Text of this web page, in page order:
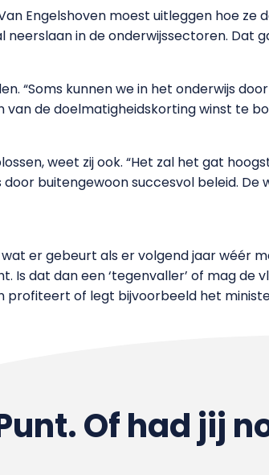
Engelshoven moest uitleggen hoe ze
in de onderwijssectoren. Dat
“Soms kunnen we in het onderwijs
van de doelmatigheidskorting winst te
weet zij ook. “Het zal het gat
buitengewoon succesvol beleid.
er gebeurt als er volgend jaar wéér
Is dat dan een ‘tegenvaller’ of mag de
profiteert of legt bijvoorbeeld het
Of had jij